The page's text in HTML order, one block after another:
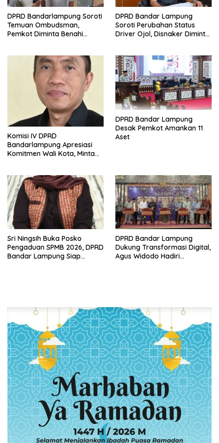
DPRD Bandarlampung Soroti
Temuan Ombudsman,
Pemkot Diminta Benahi
DPRD Bandar Lampung
Soroti Perubahan Status
Driver Ojol, Disnaker Diminta
Komisi IV DPRD
Bandarlampung Apresiasi
Komitmen Wali Kota, Minta
DPRD Bandar Lampung
Desak Pemkot Amankan 11
Aset
Sri Ningsih Buka Posko
Pengaduan SPMB 2026, DPRD
Bandar Lampung Siap
DPRD Bandar Lampung
Dukung Transformasi Digital,
Agus Widodo Hadiri